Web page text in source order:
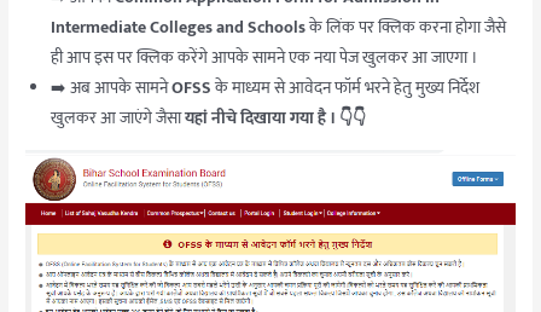
Intermediate Colleges and Schoolsके लिंक पर क्लिक करना होगा जैसे
ही आप इस पर क्लिक करेंगे आपके सामने एक नया पेज खुलकर आ जाएगा ।
➡️ अब आपके सामनेOFSSके माध्यम से आवेदन फॉर्म भरने हेतु मुख्य निर्देश
खुलकर आ जाएंगे जैसायहां नीचे दिखाया गया है । 👇👇